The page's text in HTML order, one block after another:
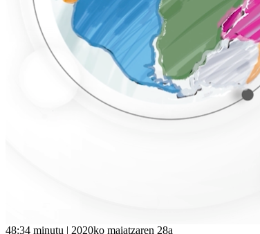
48:34 minutu | 2020ko maiatzaren 28a